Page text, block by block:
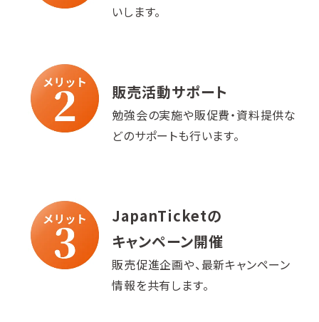
いします。
販売活動サポート
勉強会の実施や販促費・資料提供な
どのサポートも行います。
JapanTicketの
キャンペーン開催
販売促進企画や、最新キャンペーン
情報を共有します。